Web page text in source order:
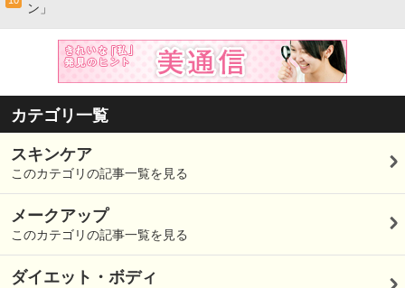
ン」
カテゴリ一覧
スキンケア
このカテゴリの記事一覧を見る
メークアップ
このカテゴリの記事一覧を見る
ダイエット・ボディ